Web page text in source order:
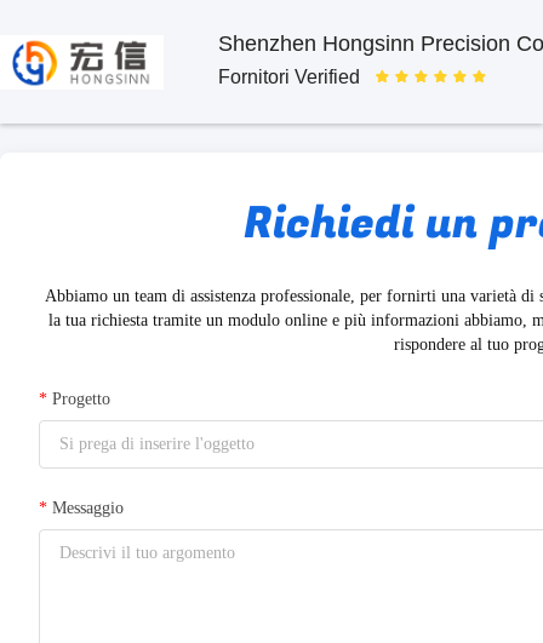
Shenzhen Hongsinn Precision
Fornitori Verified
Richiedi un
Abbiamo un team di assistenza professionale, per fornirti una varietà
la tua richiesta tramite un modulo online e più informazioni abbiamo,
rispondere al tuo
* Progetto
* Messaggio